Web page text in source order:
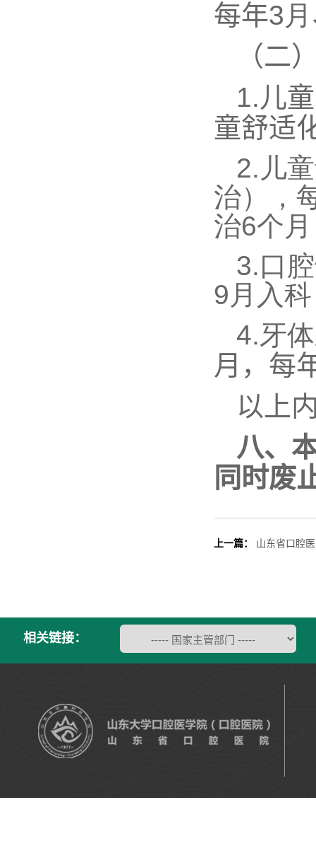
每年3月
（二
1.儿
童舒适
2. 儿
治），
治6个
3.口
9 月入
4.牙
月，每
以上
八、
同时废
上一篇： 山东省口腔
相关链接：